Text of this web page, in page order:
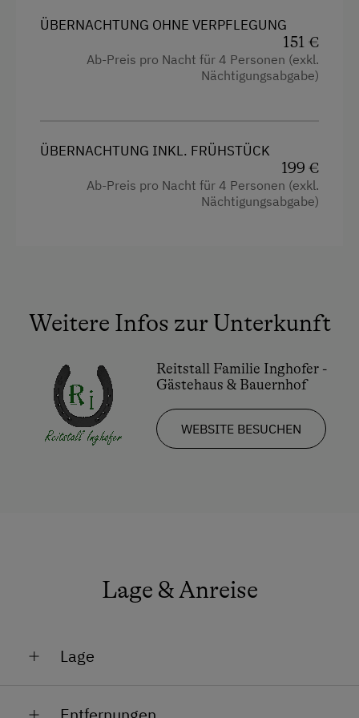
Wlan
Haupthaus
ÜBERNACHTUNG OHNE VERPFLEGUNG
151 €
Ab-Preis pro Nacht für 4 Personen (exkl.
Nächtigungsabgabe)
ÜBERNACHTUNG INKL. FRÜHSTÜCK
199 €
Ab-Preis pro Nacht für 4 Personen (exkl.
Nächtigungsabgabe)
Weitere Infos zur Unterkunft
Reitstall Familie Inghofer -
Gästehaus & Bauernhof
WEBSITE BESUCHEN
Lage & Anreise
Lage